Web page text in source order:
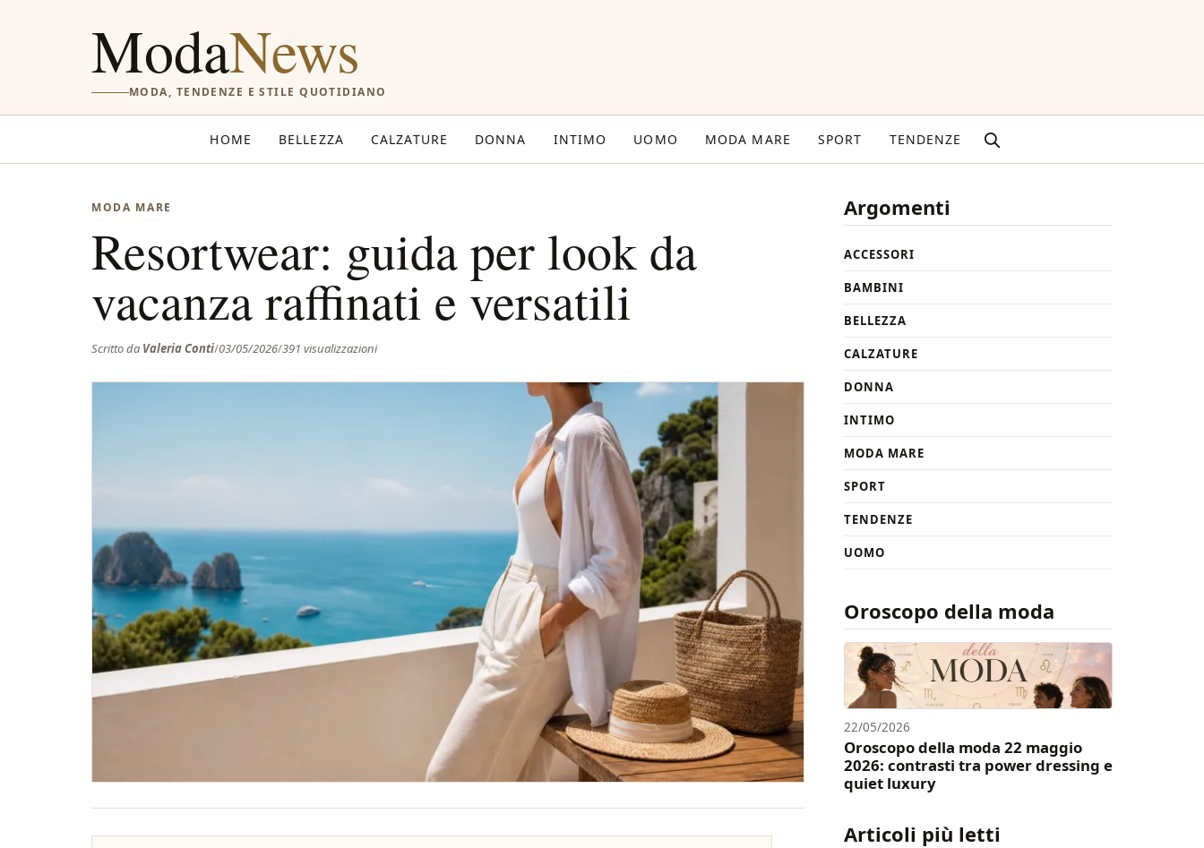
ModaNews
MODA, TENDENZE E STILE QUOTIDIANO
HOME BELLEZZA CALZATURE DONNA INTIMO UOMO MODA MARE SPORT TENDENZE
MODA MARE
Resortwear: guida per look da
vacanza raffinati e versatili
Scritto da Valeria Conti/03/05/2026/391 visualizzazioni
Argomenti
ACCESSORI
BAMBINI
BELLEZZA
CALZATURE
DONNA
INTIMO
MODA MARE
SPORT
TENDENZE
UOMO
Oroscopo della moda
22/05/2026
Oroscopo della moda 22 maggio
2026: contrasti tra power dressing e
quiet luxury
Articoli più letti